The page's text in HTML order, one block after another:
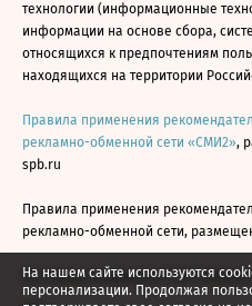
На нашем сайте используются
персонализации. Продолжая
технологии (информационные
информации на основе сбора,
относящихся к предпочтениям
находящихся на территории
Правила применения
рекламно-обменной сети «СМИ2»,
spb.ru
Правила применения
рекламно-обменной сети,
Все права защищены © АО «Бизнес